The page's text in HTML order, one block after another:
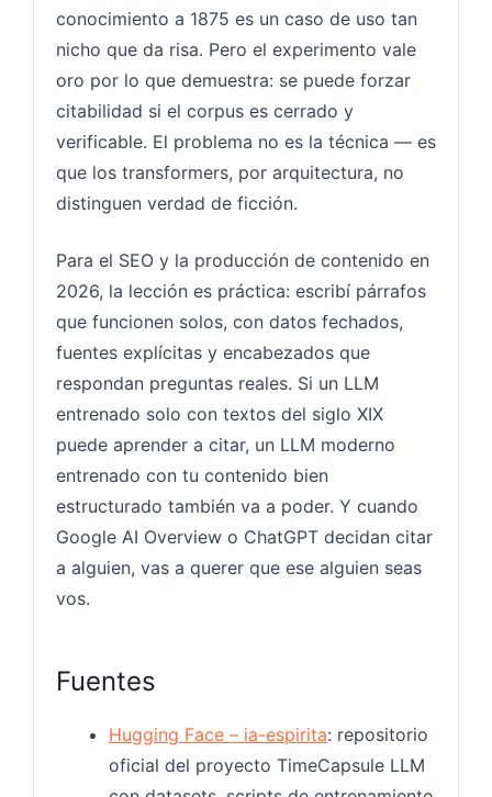
conocimiento a 1875 es un caso de uso tan
nicho que da risa. Pero el experimento vale
oro por lo que demuestra: se puede forzar
citabilidad si el corpus es cerrado y
verificable. El problema no es la técnica — es
que los transformers, por arquitectura, no
distinguen verdad de ficción.
Para el SEO y la producción de contenido en
2026, la lección es práctica: escribí párrafos
que funcionen solos, con datos fechados,
fuentes explícitas y encabezados que
respondan preguntas reales. Si un LLM
entrenado solo con textos del siglo XIX
puede aprender a citar, un LLM moderno
entrenado con tu contenido bien
estructurado también va a poder. Y cuando
Google AI Overview o ChatGPT decidan citar
a alguien, vas a querer que ese alguien seas
vos.
Fuentes
Hugging Face – ia-espirita: repositorio
oficial del proyecto TimeCapsule LLM